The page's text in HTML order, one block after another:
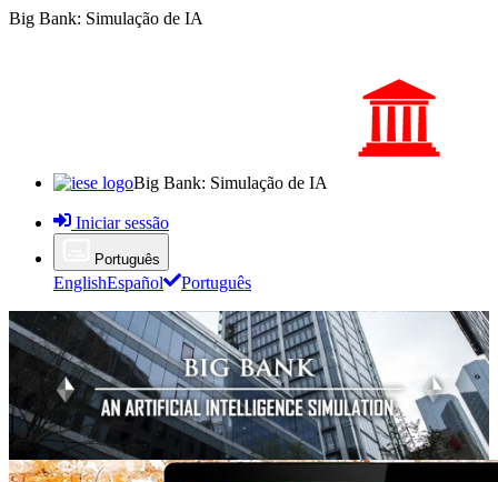
Big Bank: Simulação de IA
Big Bank: Simulação de IA
Iniciar sessão
Português
EnglishEspañol Português